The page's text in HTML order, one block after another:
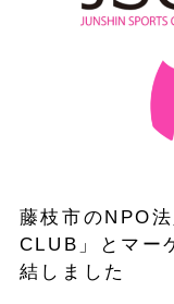
藤枝市のNPO
CLUB」とマー
結しました